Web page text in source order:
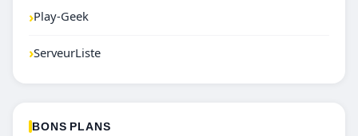
›Play-Geek
›ServeurListe
BONS PLANS